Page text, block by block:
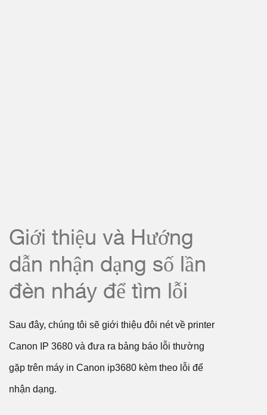
Giới thiệu và Hướng
dẫn nhận dạng số lần
đèn nháy để tìm lỗi
Sau đây, chúng tôi sẽ giới thiệu đôi nét về printer
Canon IP 3680 và đưa ra bảng báo lỗi thường
gặp trên máy in Canon ip3680 kèm theo lỗi để
nhận dạng.